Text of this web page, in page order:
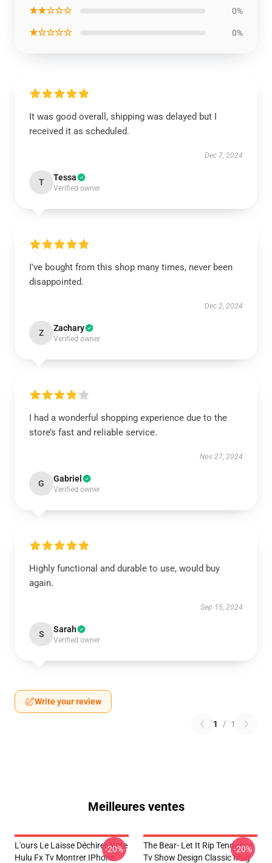
★★☆☆☆ 0%
★☆☆☆☆ 0%
It was good overall, shipping was delayed but I
received it as scheduled.
Dec 7, 2024
T Tessa
Verified owner
I've bought from this shop many times, never been
disappointed.
Dec 2, 2024
Z Zachary
Verified owner
I had a wonderful shopping experience due to the
store’s fast and reliable service.
Nov 27, 2024
G Gabriel
Verified owner
Highly functional and durable to use, would buy
again.
Sep 15, 2024
S Sarah
Verified owner
Write your review
1 / 1
Meilleures ventes
L'ours Le Laisse Déchirer Note
Hulu Fx Tv Montrer IPhone
-20%
The Bear- Let It Rip Tendance
Tv Show Design Classic Mug
-20%